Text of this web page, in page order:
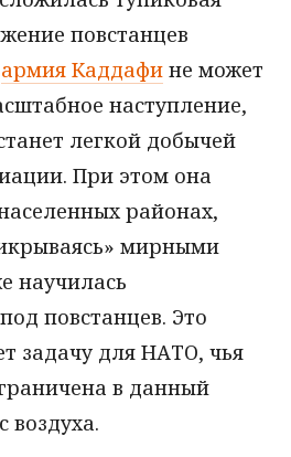
повстанцев
армия Каддафи не может
наступление,
легкой добычей
При этом она
районах,
мирными
научилась
повстанцев. Это
задачу для НАТО, чья
в данный
воздуха.